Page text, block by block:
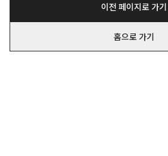
이전 페이지로 가기
홈으로 가기